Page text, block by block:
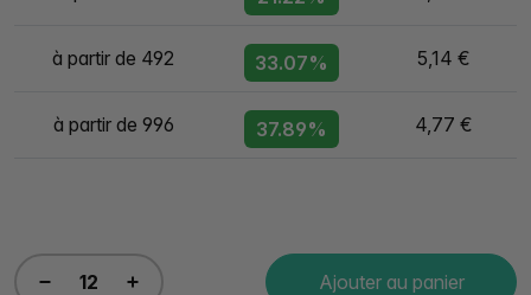
à partir de 492 33.07% 5,14 €
à partir de 996 37.89% 4,77 €
Ajouter au panier